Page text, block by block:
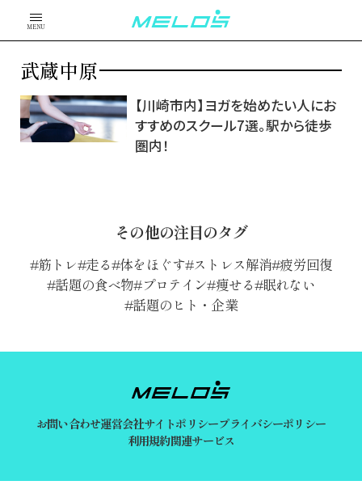
MENU
武蔵中原
【川崎市内】ヨガを始めたい人にお
すすめのスクール7選。駅から徒歩
圏内！
その他の注目のタグ
筋トレ 走る 体をほぐす ストレス解消 疲労回復
話題の食べ物 プロテイン 痩せる 眠れない
話題のヒト・企業
お問い合わせ運営会社サイトポリシープライバシーポリシー
利用規約関連サービス